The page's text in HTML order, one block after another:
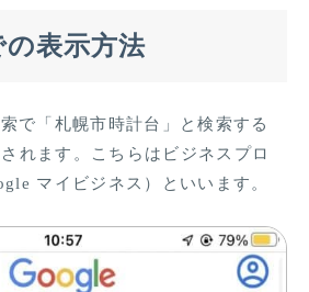
表示方法
で「札幌市時計台」と検索する
れます。こちらはビジネスプロ
マイビジネス）といいます。